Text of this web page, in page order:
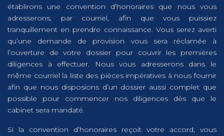
établirons une convention d’honoraires que nous vous
adresserons, par courriel, afin que vous puissiez
tranquillement en prendre connaissance. Vous serez averti
qu’une demande de provision vous sera réclamée à
l’ouverture de votre dossier pour couvrir les premières
diligences à effectuer. Nous vous adresserons dans le
même courriel la liste des pièces impératives à nous fournir
afin que nous disposions d’un dossier aussi complet que
possible pour commencer nos diligences dès que le
cabinet sera mandaté.
Si la convention d’honoraires reçoit votre accord, vous